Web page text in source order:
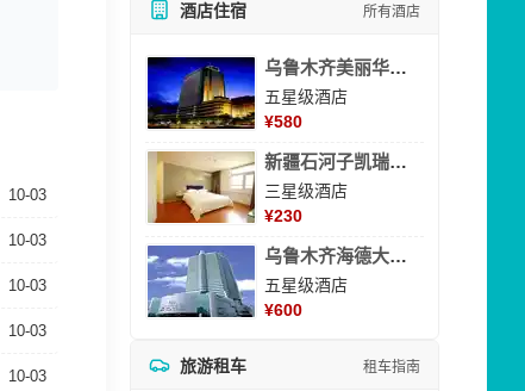
10-03
10-03
10-03
10-03
10-03
酒店住宿 所有酒店
乌鲁木齐美丽华大酒
五星级酒店
¥580
新疆石河子凯瑞酒店
三星级酒店
¥230
乌鲁木齐海德大酒店
五星级酒店
¥600
旅游租车 租车指南